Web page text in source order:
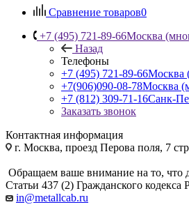
Сравнение товаров0
+7 (495) 721-89-66Москва
Назад
Телефоны
+7 (495) 721-89-66Москва
+7(906)090-08-78Москва
+7 (812) 309-71-16Санк-
Заказать звонок
Контактная информация
г. Москва, проезд Перова поля, 7
Обращаем ваше внимание на то, что
Статьи 437 (2) Гражданского кодекса
in@metallcab.ru